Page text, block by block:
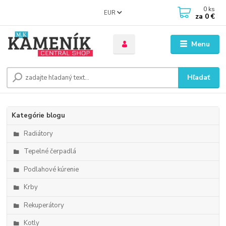
Menu
EUR
Hľadať
0 ks
za 0 €
Kategórie blogu
Radiátory
Tepelné čerpadlá
Podlahové kúrenie
Krby
Rekuperátory
Kotly